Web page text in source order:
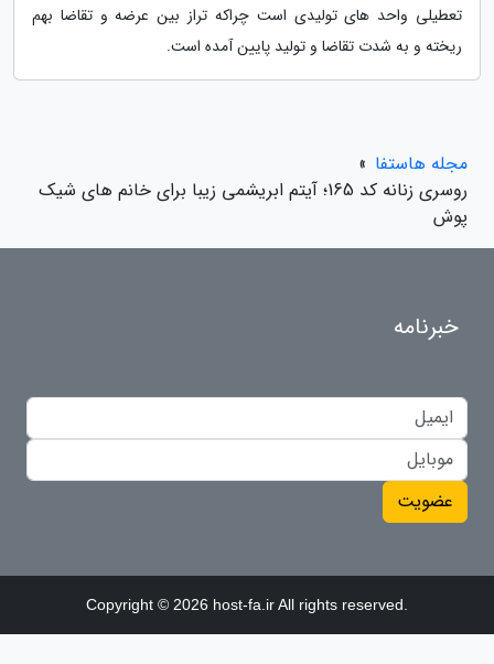
تعطیلی واحد های تولیدی است چراکه تراز بین عرضه و تقاضا بهم
ریخته و به شدت تقاضا و تولید پایین آمده است.
مجله هاستفا »
روسری زنانه کد 165؛ آیتم ابریشمی زیبا برای خانم های شیک
پوش
خبرنامه
عضویت
Copyright © 2026 host-fa.ir All rights reserved.